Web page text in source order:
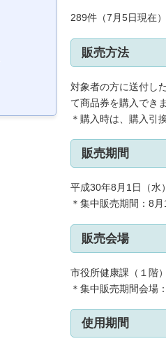
289件（7月5日現在）
販売方法
対象者の方に送付し
て商品券を購入できま
＊購入時は、購入引
販売期間
平成30年8月1日（水
＊集中販売期間：8
販売会場
市役所健康課（１階）
＊集中販売期間会場
使用期間